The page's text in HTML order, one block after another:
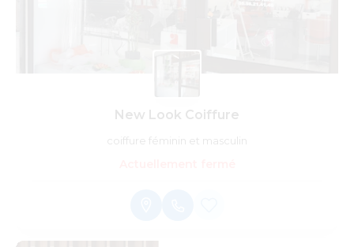
New Look Coiffure
coiffure féminin et masculin